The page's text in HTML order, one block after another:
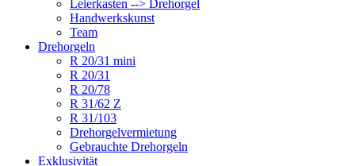
Leierkasten --> Drehorgel
Handwerkskunst
Team
Drehorgeln
R 20/31 mini
R 20/31
R 20/78
R 31/62 Z
R 31/103
Drehorgelvermietung
Gebrauchte Drehorgeln
Exklusivität